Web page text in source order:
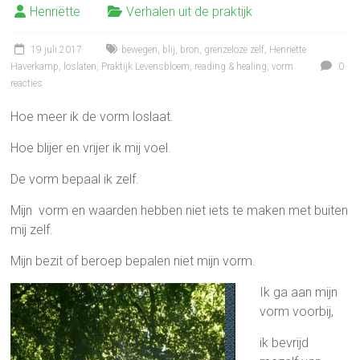
Henriëtte Verhalen uit de praktijk
19 juli 2017 bewegen, blij, bron, grenzeloze zelf, Henriëtte
Haverkamp, loslaten, Praktijk Levensbloem, reading & healing,vorm
0
reacties
Hoe meer ik de vorm loslaat.
Hoe blijer en vrijer ik mij voel.
De vorm bepaal ik zelf.
Mijn vorm en waarden hebben niet iets te maken met buiten
mij zelf.
Mijn bezit of beroep bepalen niet mijn vorm.
Ik ga aan mijn
vorm voorbij,
ik bevrijd